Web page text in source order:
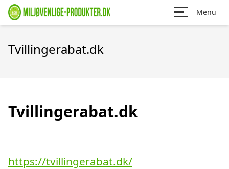
Menu
Tvillingerabat.dk
Tvillingerabat.dk
https://tvillingerabat.dk/